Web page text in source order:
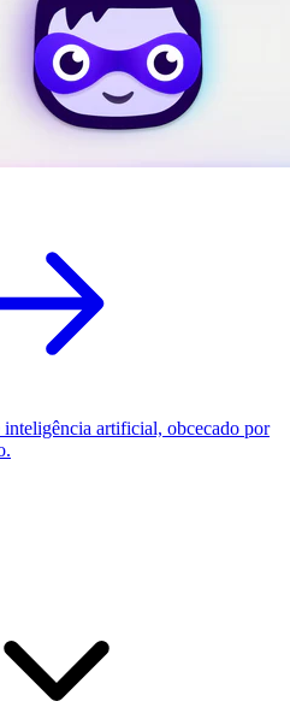
inteligência artificial, obcecado por